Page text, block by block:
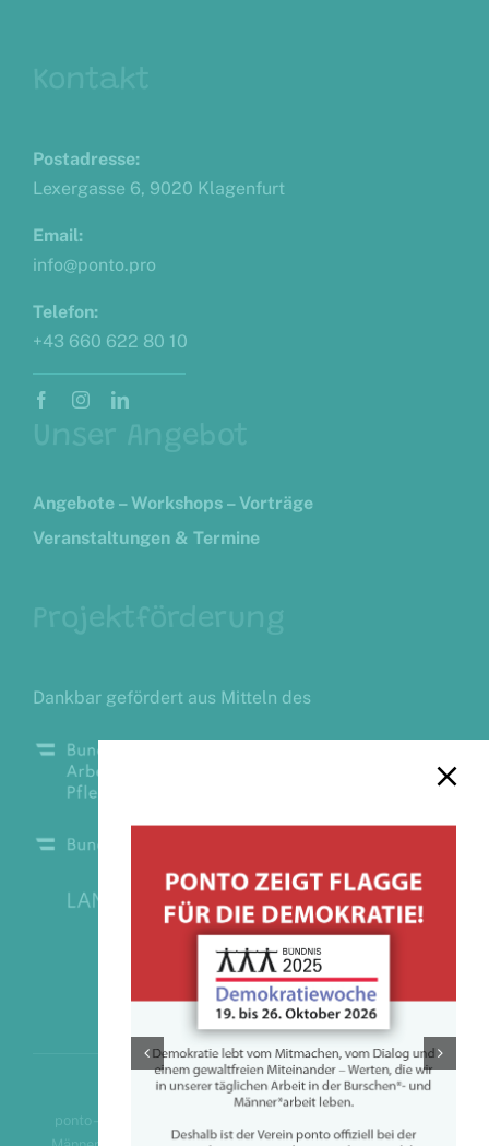
Postadresse:
Lexergasse 6, 9020 Klagenfurt
Email:
info@ponto.pro
Telefon:
+43 660 622 80 10
Angebote – Workshops – Vorträge
Veranstaltungen & Termine
Dankbar gefördert aus Mitteln des
ponto – Verein zur Förderung ganzheitlicher Burschen*- und